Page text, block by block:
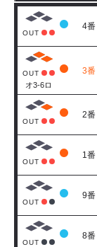
OUT
4番
OUT
オ3-6ロ
3番
OUT
2番
OUT
1番
OUT
9番
OUT
8番